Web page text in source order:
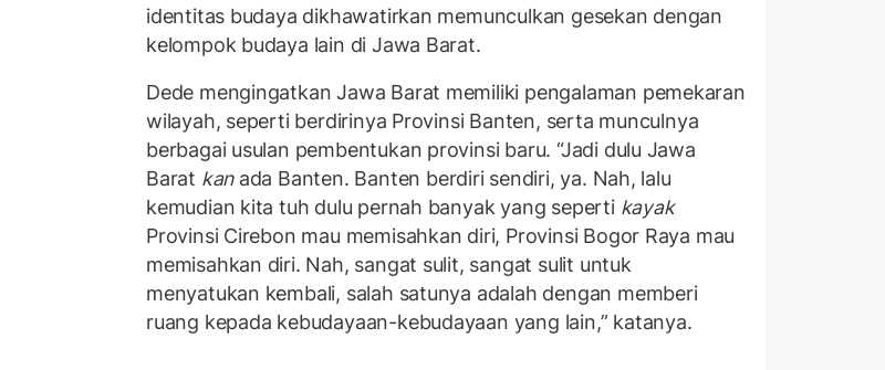
identitas budaya dikhawatirkan memunculkan gesekan dengan
kelompok budaya lain di Jawa Barat.
Dede mengingatkan Jawa Barat memiliki pengalaman pemekaran
wilayah, seperti berdirinya Provinsi Banten, serta munculnya
berbagai usulan pembentukan provinsi baru. “Jadi dulu Jawa
Barat kanada Banten. Banten berdiri sendiri, ya. Nah, lalu
kemudian kita tuh dulu pernah banyak yang seperti kayak
Provinsi Cirebon mau memisahkan diri, Provinsi Bogor Raya mau
memisahkan diri. Nah, sangat sulit, sangat sulit untuk
menyatukan kembali, salah satunya adalah dengan memberi
ruang kepada kebudayaan-kebudayaan yang lain,” katanya.